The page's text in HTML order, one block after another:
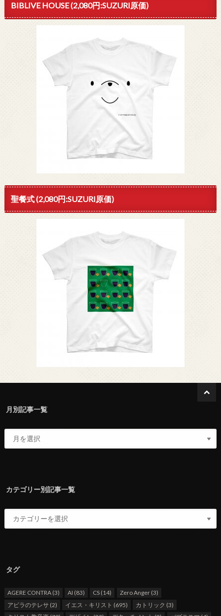
BIBLIVE HOUSE (2,080円:SUZURI原価)
聖餐式 (2,080円:SUZURI原価)
月別記事一覧
カテゴリー別記事一覧
タグ
AGERE CONTRA(3) AI (83) CS (14) Zero Anger(3)
アビラのテレサ(2) イエス・キリスト (695) カトリック (3)